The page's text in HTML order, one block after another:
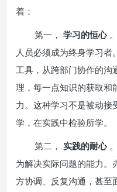
着：
第一， 学习的恒心
人员必须成为终身学习者
工具，从跨部门协作的沟
理，每一点知识的获取和
力。这种学习不是被动接
学，在实践中检验所学。
第二， 实践的耐心
为解决实际问题的能力。
方协调、反复沟通，甚至